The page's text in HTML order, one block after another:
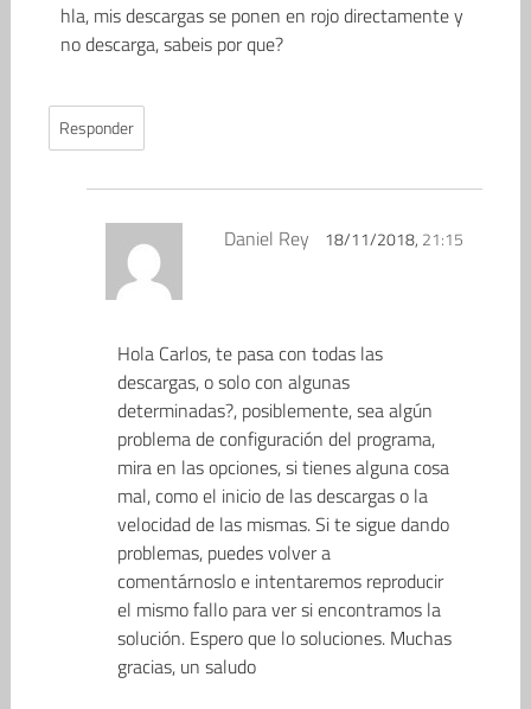
hla, mis descargas se ponen en rojo directamente y
no descarga, sabeis por que?
Responder
Daniel Rey 18/11/2018, 21:15
Hola Carlos, te pasa con todas las
descargas, o solo con algunas
determinadas?, posiblemente, sea algún
problema de configuración del programa,
mira en las opciones, si tienes alguna cosa
mal, como el inicio de las descargas o la
velocidad de las mismas. Si te sigue dando
problemas, puedes volver a
comentárnoslo e intentaremos reproducir
el mismo fallo para ver si encontramos la
solución. Espero que lo soluciones. Muchas
gracias, un saludo